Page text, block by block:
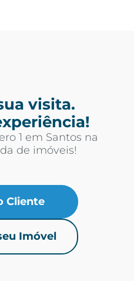
visita.
1 em Santos na
de imóveis!
Cliente
Imóvel